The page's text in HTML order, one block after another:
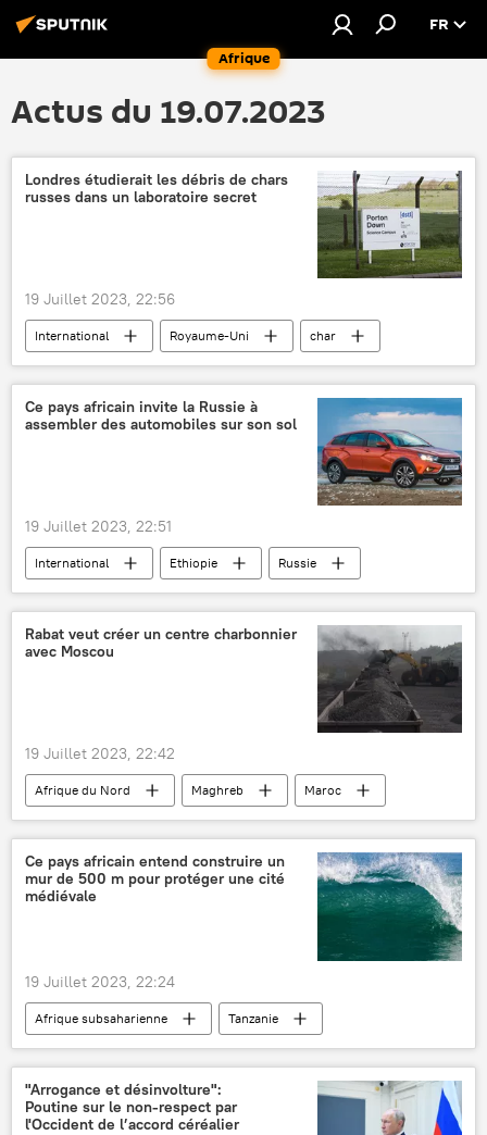
Afrique
FR
Actus du 19.07.2023
Londres étudierait les débris de chars
russes dans un laboratoire secret
19 Juillet 2023, 22:56
International Royaume-Uni
char
trophée
armements
Porton Down
études
laboratoire
recherche
Russie
mise en examen
Ce pays africain invite la Russie à
assembler des automobiles sur son sol
19 Juillet 2023, 22:51
International Ethiopie
Russie
automobile
industrie automobile
AvtoVAZ
localisation de la production
exportations
Rabat veut créer un centre charbonnier
avec Moscou
19 Juillet 2023, 22:42
Afrique du Nord Maghreb
Maroc
Russie
International
charbon
centre
Ce pays africain entend construire un
mur de 500 m pour protéger une cité
médiévale
19 Juillet 2023, 22:24
Afrique subsaharienne
Tanzanie
Zanzibar
vague
protection
pont
"Arrogance et désinvolture":
Poutine sur le non-respect par
l'Occident de l’accord céréalier